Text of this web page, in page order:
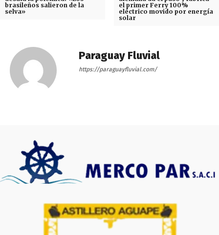
brasileños salieron de la
selva»
el primer Ferry 100%
eléctrico movido por energía
solar
Paraguay Fluvial
https://paraguayfluvial.com/